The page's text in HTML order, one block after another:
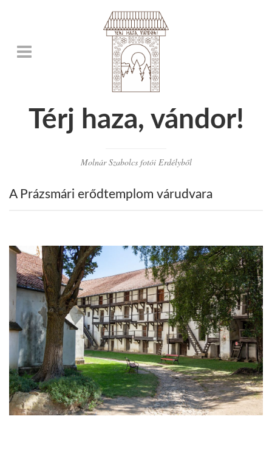
Térj haza, vándor!
Molnár Szabolcs fotói Erdélyből
A Prázsmári erődtemplom várudvara